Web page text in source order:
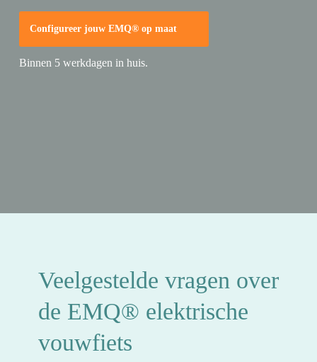
Configureer jouw EMQ® op maat
Binnen 5 werkdagen in huis.
Veelgestelde vragen over
de EMQ® elektrische
vouwfiets